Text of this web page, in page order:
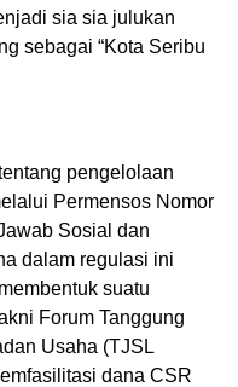
sia sia julukan
sebagai “Kota Seribu
pengelolaan
Permensos Nomor
Sosial dan
dalam regulasi ini
suatu
Forum Tanggung
Usaha (TJSL
dana CSR